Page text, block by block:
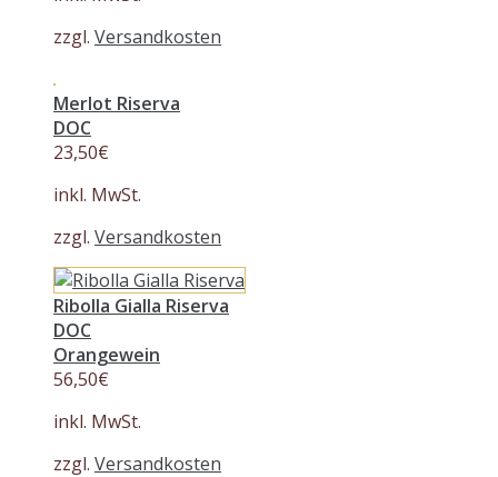
zzgl. Versandkosten
Merlot Riserva
DOC
23,50€
inkl. MwSt.
zzgl. Versandkosten
Ribolla Gialla Riserva
DOC
Orangewein
56,50€
inkl. MwSt.
zzgl. Versandkosten